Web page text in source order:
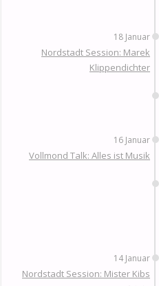
18 Januar
Nordstadt Session: Marek
Klippendichter
16 Januar
Vollmond Talk: Alles ist Musik
14 Januar
Nordstadt Session: Mister Kibs